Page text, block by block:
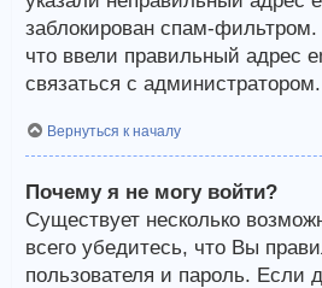
заблокирован спам-
что ввели правильный адрес
связаться с администратором.
Вернуться к началу
Почему я не могу войти?
Существует несколько
всего убедитесь, что Вы
пользователя и пароль. Если